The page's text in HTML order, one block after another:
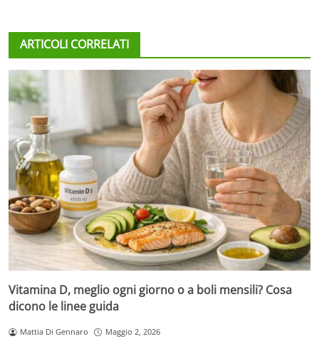
ARTICOLI CORRELATI
Vitamina D, meglio ogni giorno o a boli mensili? Cosa
dicono le linee guida
Mattia Di Gennaro Maggio 2, 2026